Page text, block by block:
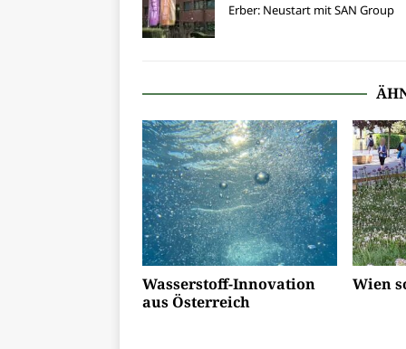
Erber: Neustart mit SAN Group
Wasserstoff-Innovation
aus Österreich
Wien